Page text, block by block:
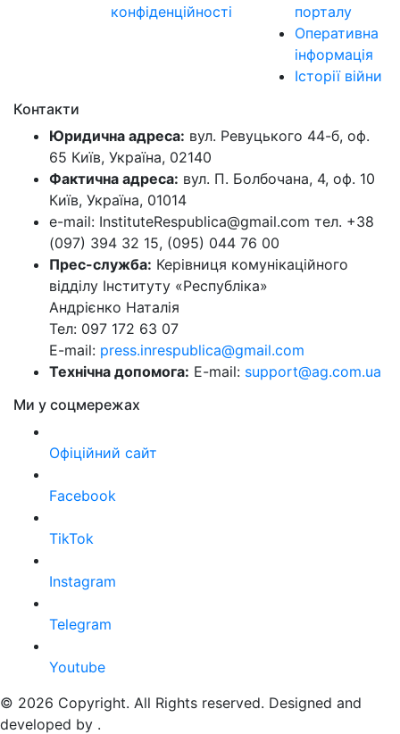
конфіденційності
порталу
Оперативна
інформація
Історії війни
Контакти
Юридична адреса: вул. Ревуцького 44-б, оф.
65 Київ, Україна, 02140
Фактична адреса: вул. П. Болбочана, 4, оф. 10
Київ, Україна, 01014
e-mail: InstituteRespublica@gmail.com тел. +38
(097) 394 32 15, (095) 044 76 00
Прес-служба: Керівниця комунікаційного
відділу Інституту «Республіка»
Андрієнко Наталія
Тел: 097 172 63 07
E-mail: press.inrespublica@gmail.com
Технічна допомога: E-mail: support@ag.com.ua
Ми у соцмережах
Офіційний сайт
Facebook
TikTok
Instagram
Telegram
Youtube
© 2026 Copyright. All Rights reserved. Designed and
developed by .